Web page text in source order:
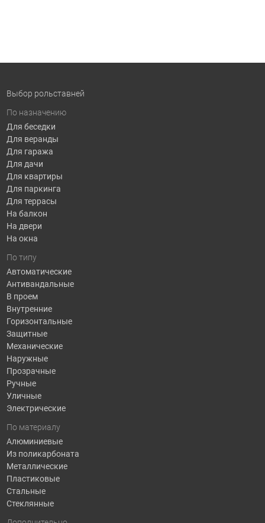
Выбор рольставней
По назначению
Для беседки
Для веранды
Для гаража
Для дачи
Для квартиры
Для паркинга
Для террасы
На балкон
На двери
На окна
По типу
Автоматические
Антивандальные
В проем
Внутренние
Горизонтальные
Защитные
Механические
Наружные
Прозрачные
Ручные
Уличные
Электрические
По материалу
Алюминиевые
Из поликарбоната
Металлические
Пластиковые
Стальные
Стеклянные